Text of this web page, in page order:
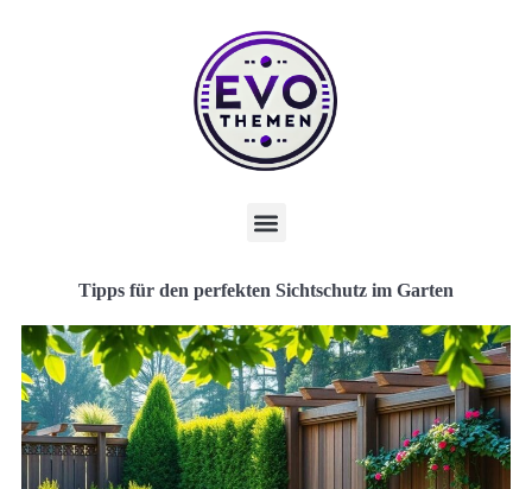
Tipps für den perfekten Sichtschutz im Garten